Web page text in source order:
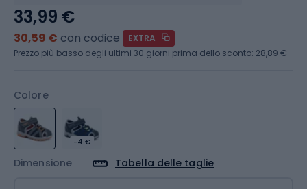
Colore
-4 €
Dimensione Tabella delle taglie
33,99 €
30,59 € con codice
EXTRA
Prezzo più basso degli ultimi 30 giorni prima dello sconto: 28,89 €